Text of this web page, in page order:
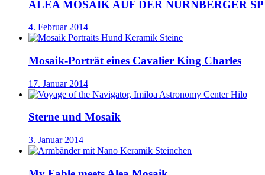
ALEA MOSAIK AUF DER NÜRNBERGER
4. Februar 2014
Mosaik-Porträt eines Cavalier King Charles
17. Januar 2014
Sterne und Mosaik
3. Januar 2014